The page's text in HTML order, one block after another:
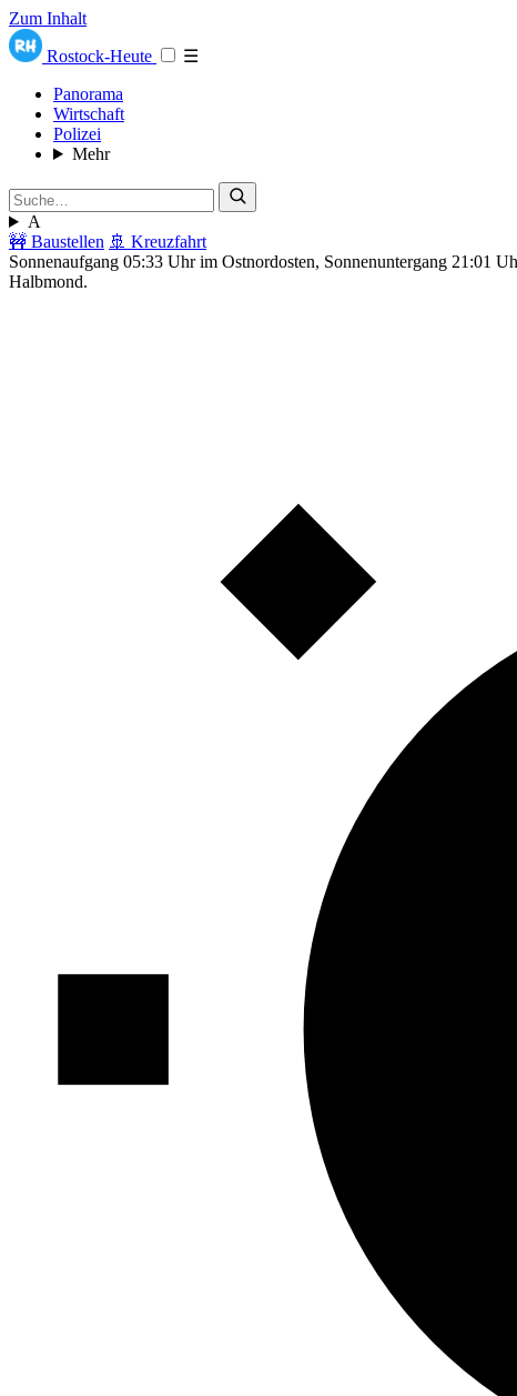
Zum Inhalt
Rostock-Heute
☰
Panorama
Wirtschaft
Polizei
Mehr
A
🚧 Baustellen 🚢 Kreuzfahrt
Sonnenaufgang 05:33 Uhr im Ostnordosten, Sonnenuntergang 21:01
Halbmond.